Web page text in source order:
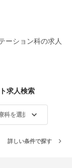
ーション科の求人
求人検索
科を選択
詳しい条件で探す